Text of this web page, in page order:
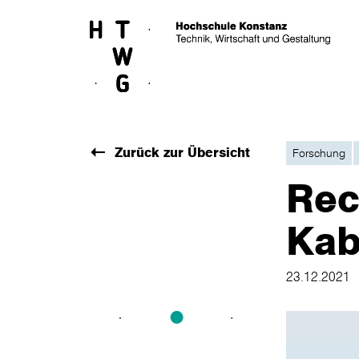
Zurück zur Übersicht Forschung
23.12.2021